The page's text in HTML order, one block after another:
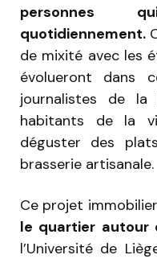
personnes
quotidiennement.
de mixité avec les
évolueront dans
journalistes de
habitants de la
déguster des
brasserie artisanale.
Ce projet
le quartier autour
l’Université de